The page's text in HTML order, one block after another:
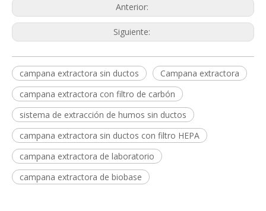
Anterior:
Siguiente:
campana extractora sin ductos
Campana extractora
campana extractora con filtro de carbón
sistema de extracción de humos sin ductos
campana extractora sin ductos con filtro HEPA
campana extractora de laboratorio
campana extractora de biobase